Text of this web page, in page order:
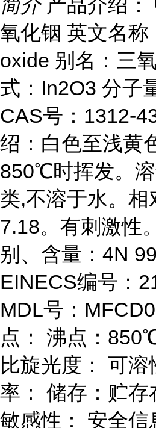
简介 产品介绍：
氧化铟 英文名称
oxide 别名：三
式：In2O3 分子
CAS号：1312-
绍：白色至浅黄
850℃时挥发。
类,不溶于水。相
7.18。有刺激性
别、含量：4N
EINECS编号：
MDL号：
点： 沸点：
比旋光度： 可溶
率： 储存：贮存
敏感性： 安全信